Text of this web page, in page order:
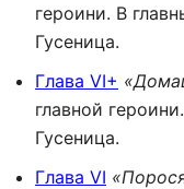
героини. В
Гусеница.
Глава VI+
главной
Гусеница.
Глава VI